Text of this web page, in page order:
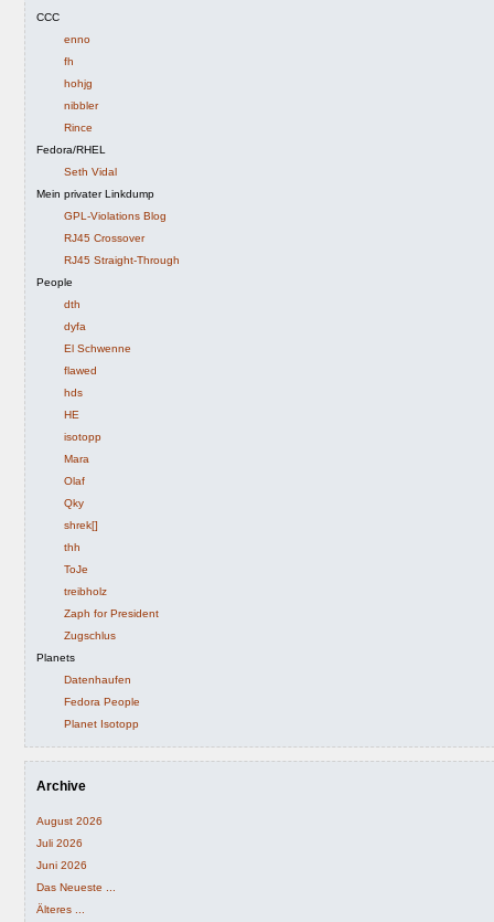
CCC
enno
fh
hohjg
nibbler
Rince
Fedora/RHEL
Seth Vidal
Mein privater Linkdump
GPL-Violations Blog
RJ45 Crossover
RJ45 Straight-Through
People
dth
dyfa
El Schwenne
flawed
hds
HE
isotopp
Mara
Olaf
Qky
shrek[]
thh
ToJe
treibholz
Zaph for President
Zugschlus
Planets
Datenhaufen
Fedora People
Planet Isotopp
Archive
August 2026
Juli 2026
Juni 2026
Das Neueste ...
Älteres ...